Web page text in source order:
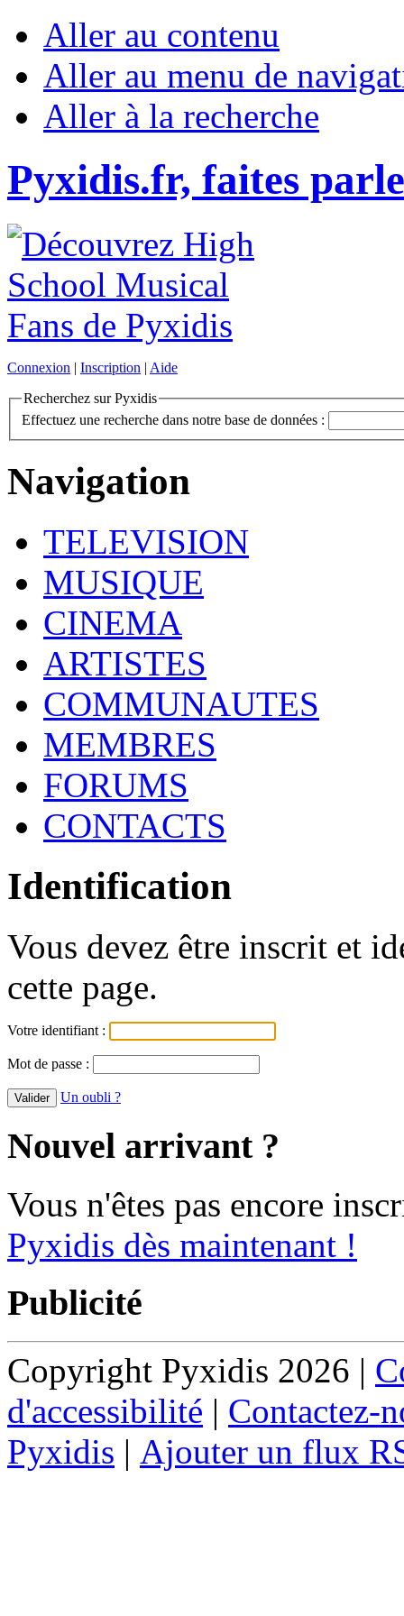
Aller au contenu
Aller au menu de
Aller à la recherche
Pyxidis.fr, faites
Connexion | Inscription | Aide
Recherchez sur Pyxidis
Effectuez une recherche dans notre base de données :
Navigation
TELEVISION
MUSIQUE
CINEMA
ARTISTES
COMMUNAUTES
MEMBRES
FORUMS
CONTACTS
Identification
Vous devez être inscrit et
cette page.
Votre identifiant :
Mot de passe :
Un oubli ?
Nouvel arrivant ?
Vous n'êtes pas encore
Pyxidis dès maintenant !
Publicité
Copyright Pyxidis 2026 |
d'accessibilité | Contactez-
Pyxidis | Ajouter un flux